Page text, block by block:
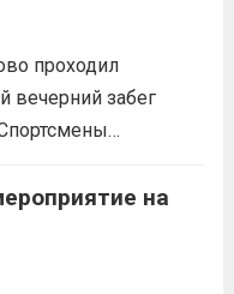
проходил
вечерний забег
забеге и заняли
места:1 место —
Милана,
на